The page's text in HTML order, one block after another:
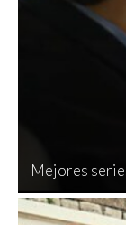
Mejores